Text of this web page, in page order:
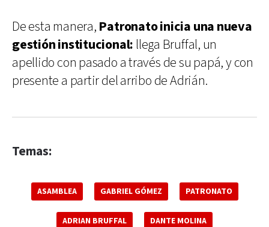
De esta manera, Patronato inicia una nueva
gestión institucional: llega Bruffal, un
apellido con pasado a través de su papá, y con
presente a partir del arribo de Adrián.
Temas:
ASAMBLEA GABRIEL GÓMEZ PATRONATO
ADRIAN BRUFFAL DANTE MOLINA